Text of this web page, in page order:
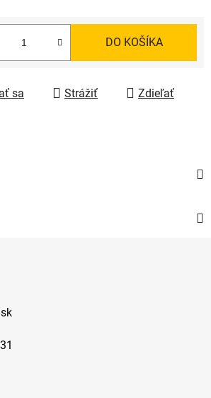
DO KOŠÍKA
sa Strážiť Zdieľať